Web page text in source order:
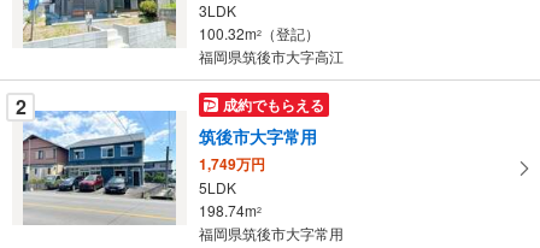
・
条
件
を
マ
イ
ペ
ー
3LDK
100.32m2
（登記）
福岡県筑後市大字高江
2 成約でもらえる
筑後市大字常用
1,749万円
5LDK
198.74m2
福岡県筑後市大字常用